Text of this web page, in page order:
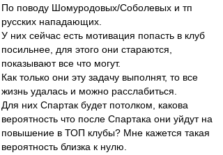
По поводу Шомуродовых/Соболевых и тп
русских нападающих.
У них сейчас есть мотивация попасть в клуб
посильнее, для этого они стараются,
показывают все что могут.
Как только они эту задачу выполнят, то все
жизнь удалась и можно расслабиться.
Для них Спартак будет потолком, какова
вероятность что после Спартака они уйдут на
повышение в ТОП клубы? Мне кажется такая
вероятность близка к нулю.